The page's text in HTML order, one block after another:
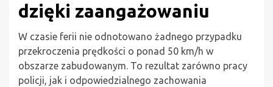
dzięki zaangażowaniu
W czasie ferii nie odnotowano żadnego przypadku
przekroczenia prędkości o ponad 50 km/h w
obszarze zabudowanym. To rezultat zarówno pracy
policji, jak i odpowiedzialnego zachowania